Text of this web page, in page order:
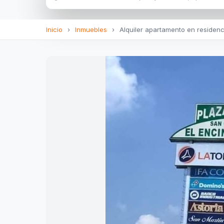
Inicio › Inmuebles › Alquiler apartamento en